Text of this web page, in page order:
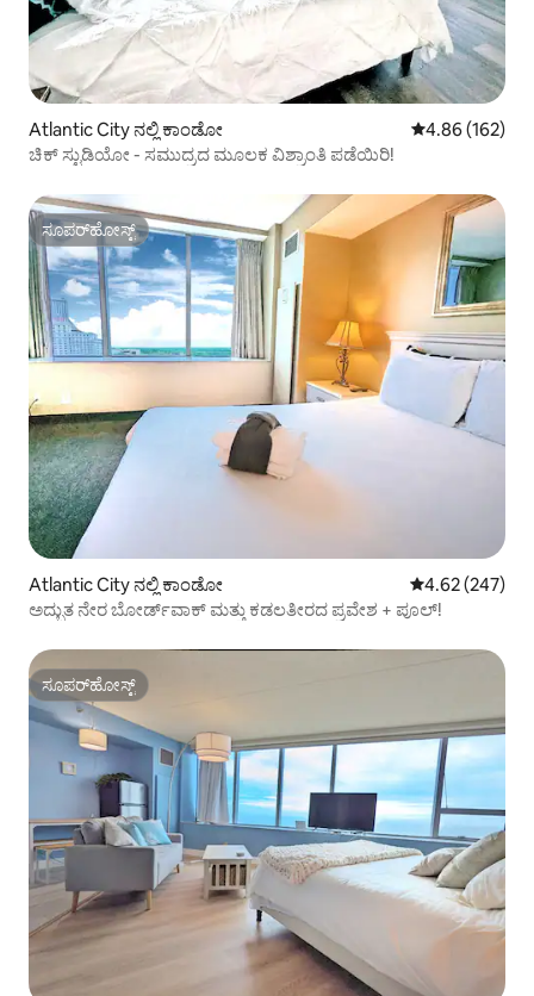
Atlantic City ನಲ್ಲಿ ಕಾಂಡೋ 5 ರಲ್ಲಿ 4.86
4.86 (162)
ಚಿಕ್ ಸ್ಟುಡಿಯೋ - ಸಮುದ್ರದ ಮೂಲಕ ವಿಶ್ರಾಂತಿ ಪಡೆಯಿರಿ!
ಸೂಪರ್‌ಹೋಸ್ಟ್
ಸೂಪರ್‌ಹೋಸ್ಟ್
Atlantic City ನಲ್ಲಿ ಕಾಂಡೋ 5 ರಲ್ಲಿ 4.62
4.62 (247)
ಅದ್ಭುತ ನೇರ ಬೋರ್ಡ್‌ವಾಕ್ ಮತ್ತು ಕಡಲತೀರದ ಪ್ರವೇಶ + ಪೂಲ್!
ಸೂಪರ್‌ಹೋಸ್ಟ್
ಸೂಪರ್‌ಹೋಸ್ಟ್